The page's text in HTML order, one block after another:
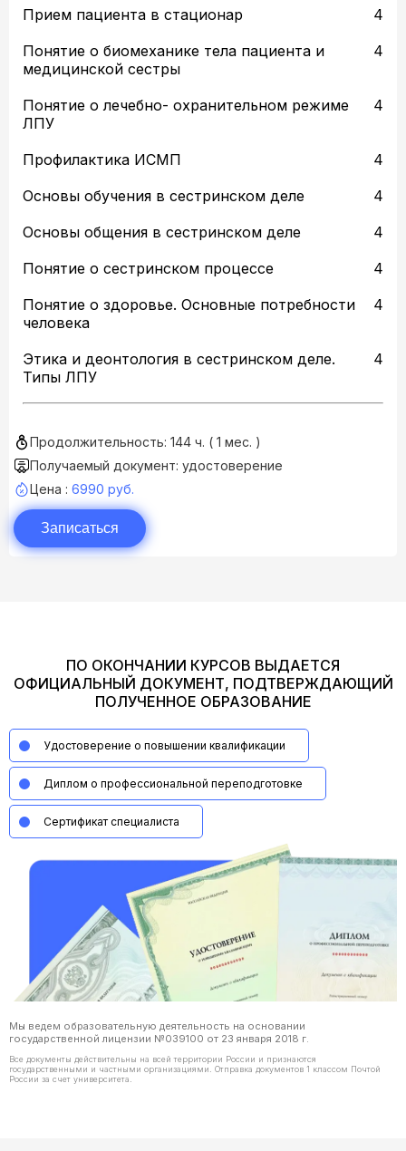
Прием пациента в стационар
4
Понятие о биомеханике тела пациента и
медицинской сестры
4
Понятие о лечебно- охранительном режиме
ЛПУ
4
Профилактика ИСМП
4
Основы обучения в сестринском деле
4
Основы общения в сестринском деле
4
Понятие о сестринском процессе
4
Понятие о здоровье. Основные потребности
человека
4
Этика и деонтология в сестринском деле.
Типы ЛПУ
4
Продолжительность: 144 ч. ( 1 мес. )
Получаемый документ: удостоверение
Цена : 6990 руб.
Записаться
ПО ОКОНЧАНИИ КУРСОВ ВЫДАЕТСЯ
ОФИЦИАЛЬНЫЙ ДОКУМЕНТ, ПОДТВЕРЖДАЮЩИЙ
ПОЛУЧЕННОЕ ОБРАЗОВАНИЕ
Удостоверение о повышении квалификации
Диплом о профессиональной переподготовке
Сертификат специалиста
Мы ведем образовательную деятельность на основании
государственной лицензии №039100 от 23 января 2018 г.
Все документы действительны на всей территории России и признаются
государственными и частными организациями. Отправка документов 1 классом Почтой
России за счет университета.